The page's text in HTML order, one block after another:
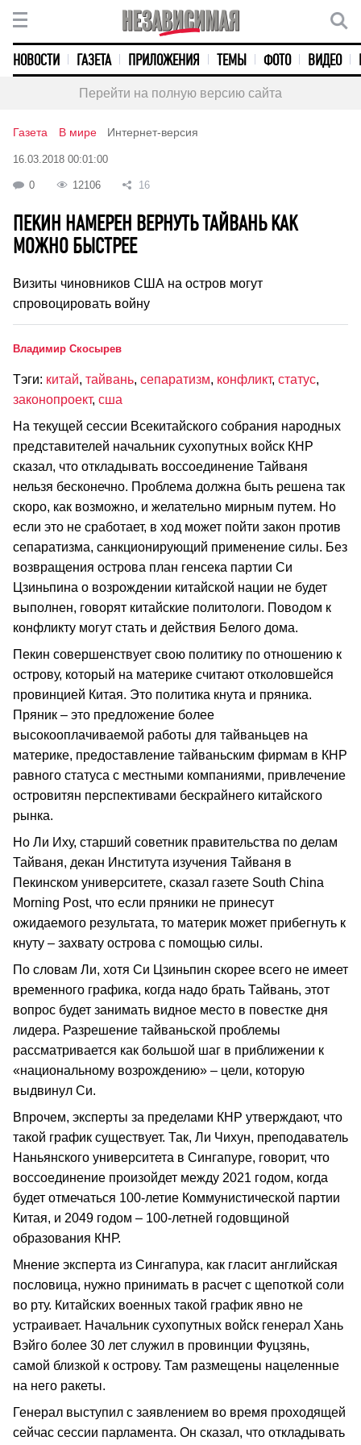
НОВОСТИ ГАЗЕТА ПРИЛОЖЕНИЯ ТЕМЫ ФОТО ВИДЕО
Перейти на полную версию сайта
Газета В мире Интернет-версия
16.03.2018 00:01:00
0 12106 16
ПЕКИН НАМЕРЕН ВЕРНУТЬ ТАЙВАНЬ КАК
МОЖНО БЫСТРЕЕ
Визиты чиновников США на остров могут
спровоцировать войну
Владимир Скосырев
Тэги: китай, тайвань, сепаратизм, конфликт, статус,
законопроект, сша
На текущей сессии Всекитайского собрания народных
представителей начальник сухопутных войск КНР
сказал, что откладывать воссоединение Тайваня
нельзя бесконечно. Проблема должна быть решена так
скоро, как возможно, и желательно мирным путем. Но
если это не сработает, в ход может пойти закон против
сепаратизма, санкционирующий применение силы. Без
возвращения острова план генсека партии Си
Цзиньпина о возрождении китайской нации не будет
выполнен, говорят китайские политологи. Поводом к
конфликту могут стать и действия Белого дома.
Пекин совершенствует свою политику по отношению к
острову, который на материке считают отколовшейся
провинцией Китая. Это политика кнута и пряника.
Пряник – это предложение более
высокооплачиваемой работы для тайваньцев на
материке, предоставление тайваньским фирмам в КНР
равного статуса с местными компаниями, привлечение
островитян перспективами бескрайнего китайского
рынка.
Но Ли Иху, старший советник правительства по делам
Тайваня, декан Института изучения Тайваня в
Пекинском университете, сказал газете South China
Morning Post, что если пряники не принесут
ожидаемого результата, то материк может прибегнуть к
кнуту – захвату острова с помощью силы.
По словам Ли, хотя Си Цзиньпин скорее всего не имеет
временного графика, когда надо брать Тайвань, этот
вопрос будет занимать видное место в повестке дня
лидера. Разрешение тайваньской проблемы
рассматривается как большой шаг в приближении к
«национальному возрождению» – цели, которую
выдвинул Си.
Впрочем, эксперты за пределами КНР утверждают, что
такой график существует. Так, Ли Чихун, преподаватель
Наньянского университета в Сингапуре, говорит, что
воссоединение произойдет между 2021 годом, когда
будет отмечаться 100-летие Коммунистической партии
Китая, и 2049 годом – 100-летней годовщиной
образования КНР.
Мнение эксперта из Сингапура, как гласит английская
пословица, нужно принимать в расчет с щепоткой соли
во рту. Китайских военных такой график явно не
устраивает. Начальник сухопутных войск генерал Хань
Вэйго более 30 лет служил в провинции Фуцзянь,
самой близкой к острову. Там размещены нацеленные
на него ракеты.
Генерал выступил с заявлением во время проходящей
сейчас сессии парламента. Он сказал, что откладывать